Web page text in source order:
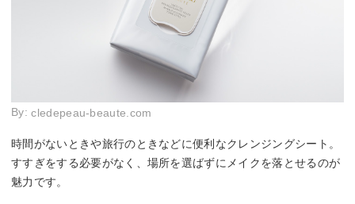
By:cledepeau-beaute.com
時間がないときや旅行のときなどに便利なクレンジングシート。
すすぎをする必要がなく、場所を選ばずにメイクを落とせるのが
魅力です。